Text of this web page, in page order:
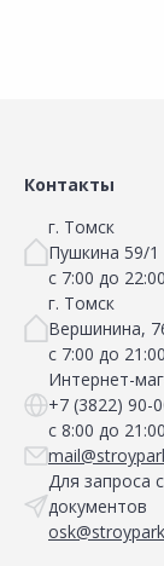
Контакты
г. Томск
Пушкина 59/1
с 7:00 до 22:00
г. Томск
Вершинина,
с 7:00 до 21:00
Интернет-
+7 (3822) 90-
с 8:00 до 21:00
Для запроса
документов